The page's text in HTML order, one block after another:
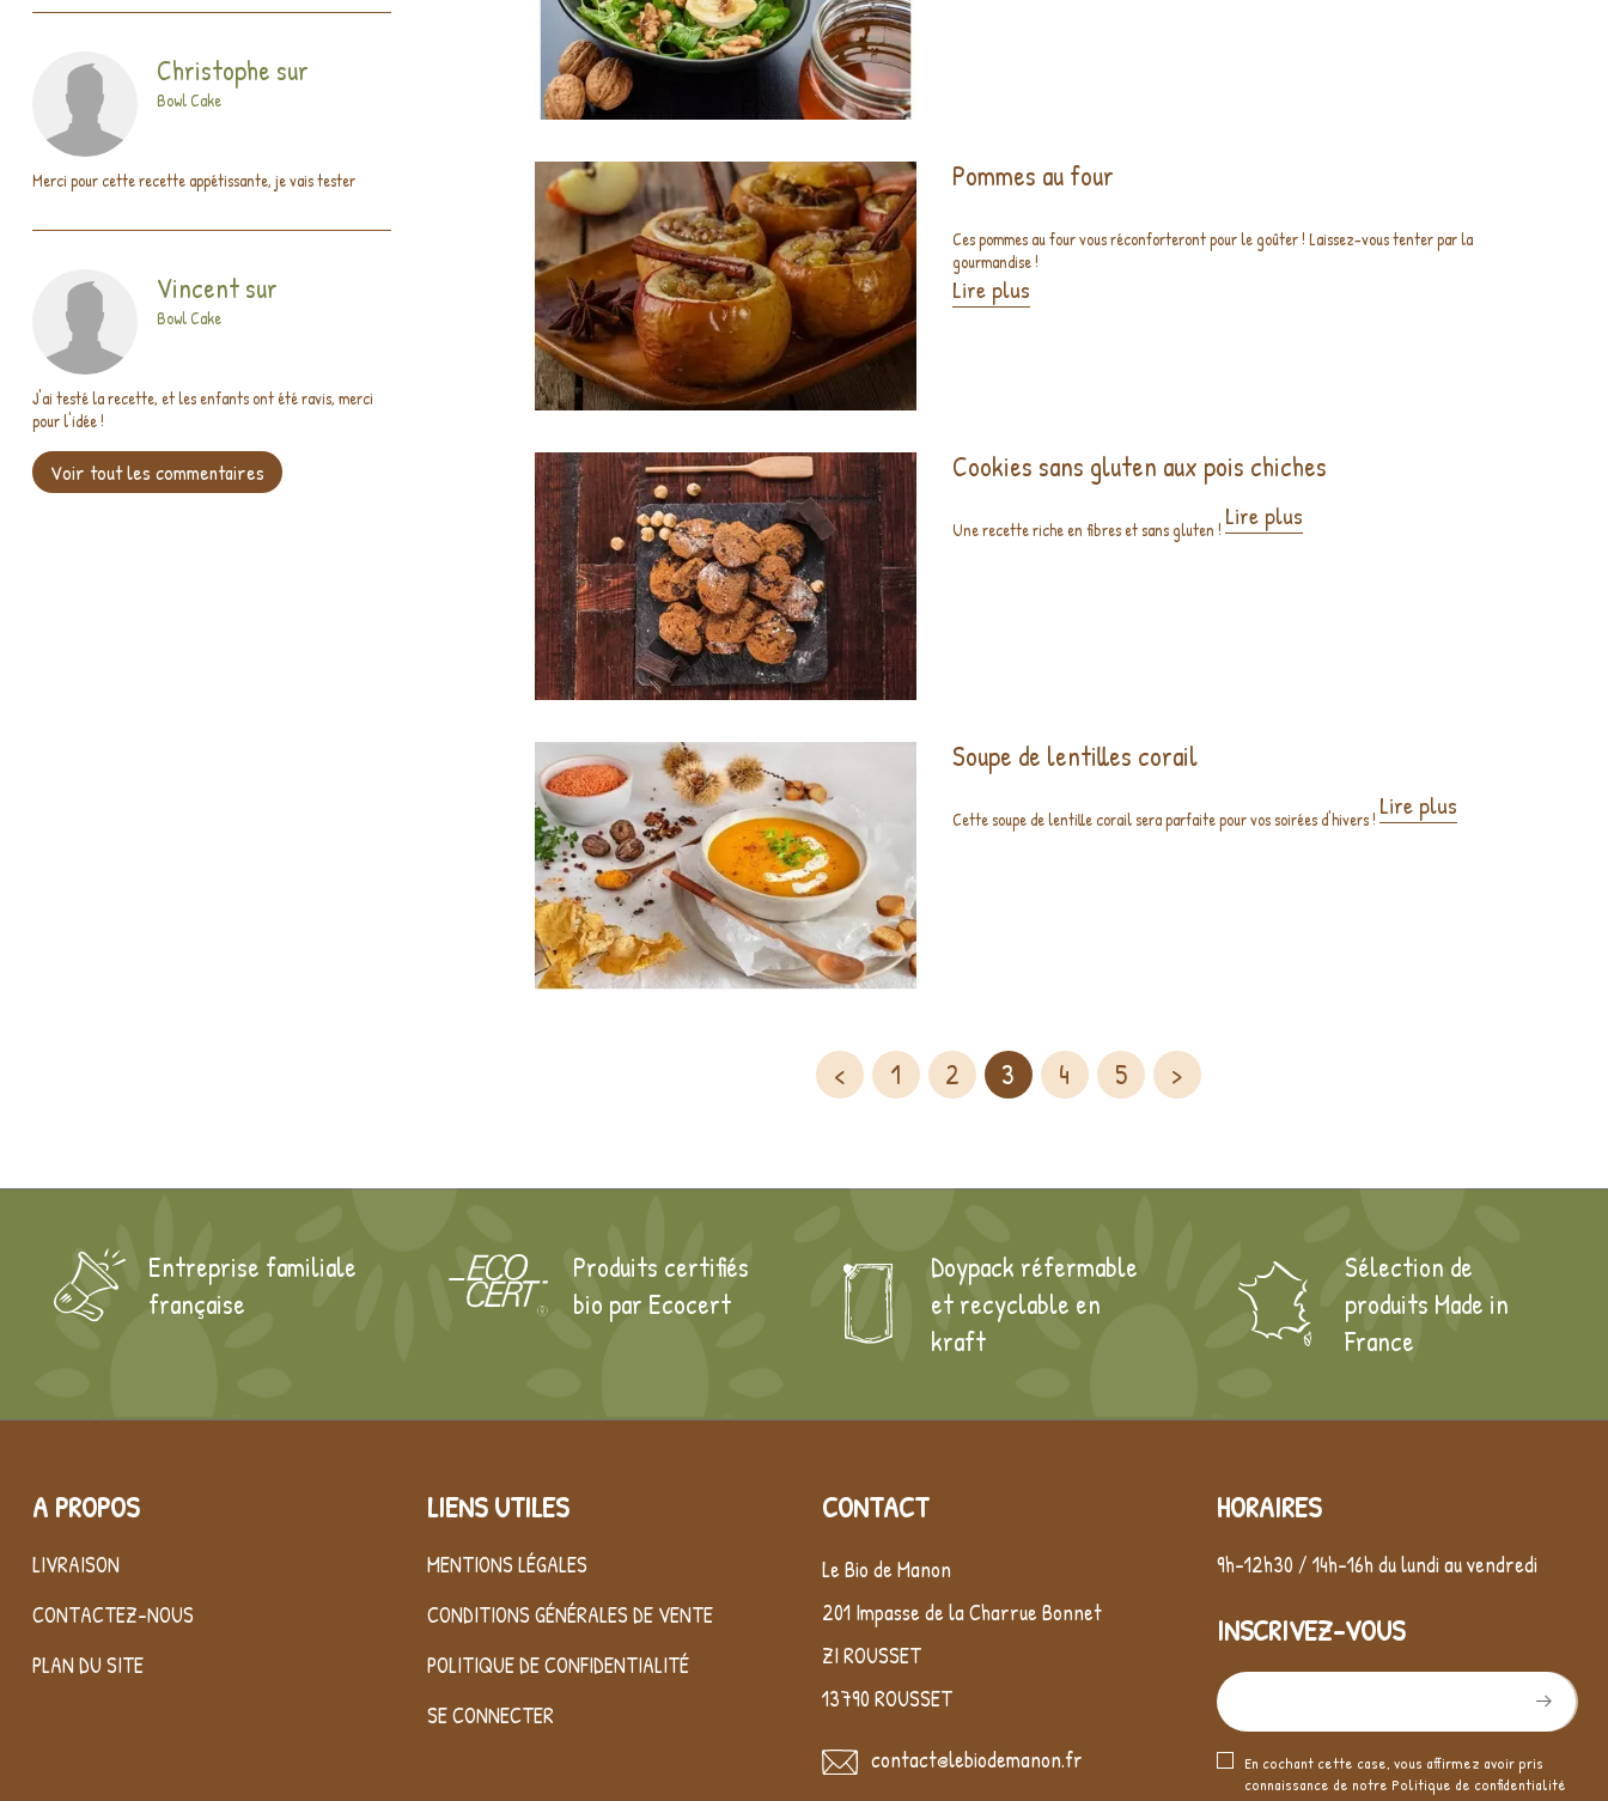
Christophe sur
Bowl Cake
Merci pour cette recette appétissante, je vais tester
Vincentsur
Bowl Cake
J'ai testé la recette, et les enfants ont été ravis, merci
pour l'idée !
Voir tout les commentaires
Pommes au four
Ces pommes au four vous réconforteront pour le goûter ! Laissez-vous tenter par la
gourmandise !
Lire plus
Cookies sans gluten aux pois chiches
Une recette riche en fibres et sans gluten !Lire plus
Soupe de lentilles corail
Cette soupe de lentille corail sera parfaite pour vos soirées d'hivers !Lire plus
< 1 2 3 4 5 >
Entreprise familiale
française
Produits certifiés
bio par Ecocert
Doypack réfermable
et recyclable en
kraft
Sélection de
produits Made in
France
A PROPOS
LIVRAISON
CONTACTEZ-NOUS
PLAN DU SITE
LIENS UTILES
MENTIONS LÉGALES
CONDITIONS GÉNÉRALES DE VENTE
POLITIQUE DE CONFIDENTIALITÉ
SE CONNECTER
CONTACT
Le Bio de Manon
201 Impasse de la Charrue Bonnet
ZI ROUSSET
13790 ROUSSET
contact@lebiodemanon.fr
HORAIRES
En cochant cette case, vous affirmez avoir pris
connaissance de notre Politique de confidentialité
9h-12h30 / 14h-16h du lundi au vendredi
INSCRIVEZ-VOUS